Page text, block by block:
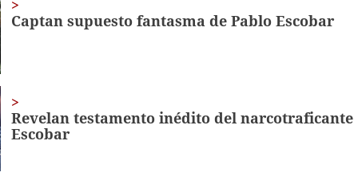
Captan supuesto fantasma de Pablo Escobar
Revelan testamento inédito del
Escobar